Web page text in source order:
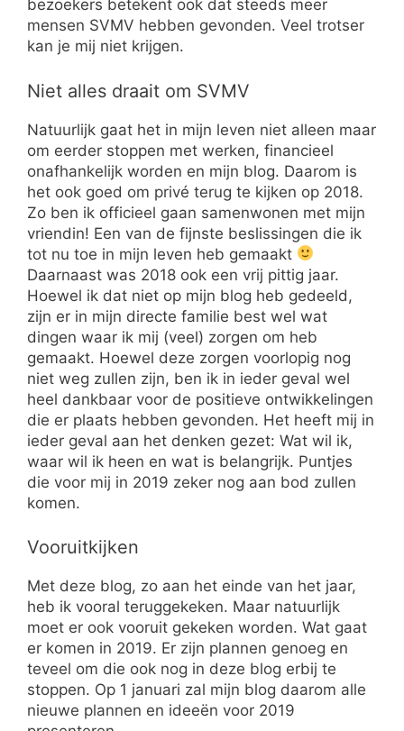
bezoekers betekent ook dat steeds meer
mensen SVMV hebben gevonden. Veel trotser
kan je mij niet krijgen.
Niet alles draait om SVMV
Natuurlijk gaat het in mijn leven niet alleen maar
om eerder stoppen met werken, financieel
onafhankelijk worden en mijn blog. Daarom is
het ook goed om privé terug te kijken op 2018.
Zo ben ik officieel gaan samenwonen met mijn
vriendin! Een van de fijnste beslissingen die ik
tot nu toe in mijn leven heb gemaakt
Daarnaast was 2018 ook een vrij pittig jaar.
Hoewel ik dat niet op mijn blog heb gedeeld,
zijn er in mijn directe familie best wel wat
dingen waar ik mij (veel) zorgen om heb
gemaakt. Hoewel deze zorgen voorlopig nog
niet weg zullen zijn, ben ik in ieder geval wel
heel dankbaar voor de positieve ontwikkelingen
die er plaats hebben gevonden. Het heeft mij in
ieder geval aan het denken gezet: Wat wil ik,
waar wil ik heen en wat is belangrijk. Puntjes
die voor mij in 2019 zeker nog aan bod zullen
komen.
Vooruitkijken
Met deze blog, zo aan het einde van het jaar,
heb ik vooral teruggekeken. Maar natuurlijk
moet er ook vooruit gekeken worden. Wat gaat
er komen in 2019. Er zijn plannen genoeg en
teveel om die ook nog in deze blog erbij te
stoppen. Op 1 januari zal mijn blog daarom alle
nieuwe plannen en ideeën voor 2019